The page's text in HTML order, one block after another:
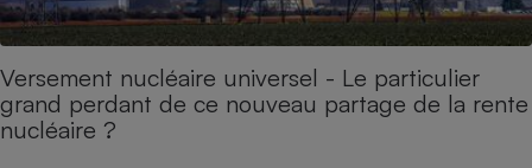
Versement nucléaire universel - Le particulier
grand perdant de ce nouveau partage de la rente
nucléaire ?